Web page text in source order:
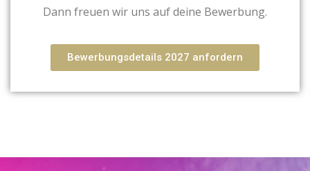
Dann freuen wir uns auf deine Bewerbung.
Bewerbungsdetails 2027 anfordern